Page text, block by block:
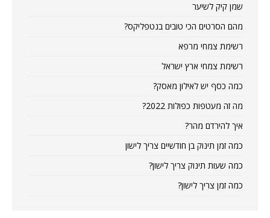
שמן קיק לשיער
מהם הסרטים הכי טובים בנטפליקס?
רשימת צמחי מרפא
רשימת צמחי ארץ ישראל
כמה כסף יש לאילון מאסק?
מה זה מעטפות כפולות 2022?
איך להירדם מהר?
כמה זמן תינוק בן חודשיים צריך לישון
כמה שעות תינוק צריך לישון?
כמה זמן צריך לישון?